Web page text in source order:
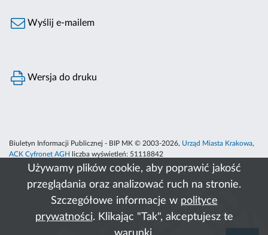
Używamy plików cookie, aby poprawić jakość
przeglądania oraz analizować ruch na stronie.
Szczegółowe informacje w polityce
prywatności. Klikając "Tak", akceptujesz te
Wyślij e-mailem
Wersja do druku
Biuletyn Informacji Publicznej - BIP MK © 2003-2026, Urząd Miasta Krakowa,
ACK Cyfronet AGH
liczba wyświetleń: 51118842